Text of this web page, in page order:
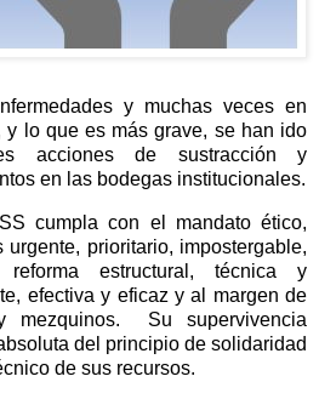
y muchas veces en
y lo que es más grave, se han ido
acciones de sustracción y
en las bodegas institucionales.
cumpla con el mandato ético,
prioritario, impostergable,
estructural, técnica y
efectiva y eficaz y al margen de
mezquinos.
Su supervivencia
del principio de solidaridad
de sus recursos.